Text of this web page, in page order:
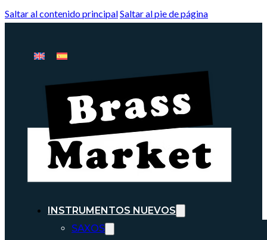
Saltar al contenido principalSaltar al pie de página
INSTRUMENTOS NUEVOS
SAXOS